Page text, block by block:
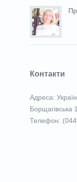
Контакти
Адреса:
Борщагівська
Телефон: